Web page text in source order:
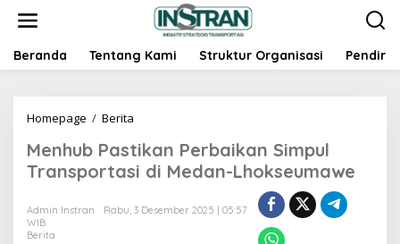
t
Beranda Tentang Kami Struktur Organisasi Pendiri
Homepage / Berita
n
h
u
P
Menhub Pastikan Perbaikan Simpul
Transportasi di Medan-Lhokseumawe
Admin Instran
Rabu, 3 Desember 2025 | 05:57
WIB
Berita